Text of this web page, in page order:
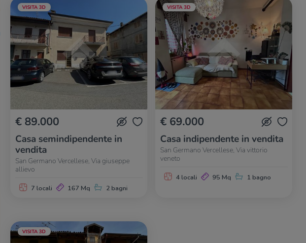
VISITA 3D
€ 89.000
Casa semindipendente in
vendita
San Germano Vercellese, Via giuseppe
allievo
7 locali 167 Mq 2 bagni
VISITA 3D
€ 69.000
Casa indipendente in vendita
San Germano Vercellese, Via vittorio
veneto
4 locali 95 Mq 1 bagno
VISITA 3D